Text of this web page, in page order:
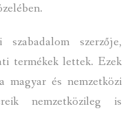
szerzője,
termékek lettek. Ezek
és nemzetközi
nemzetközileg is